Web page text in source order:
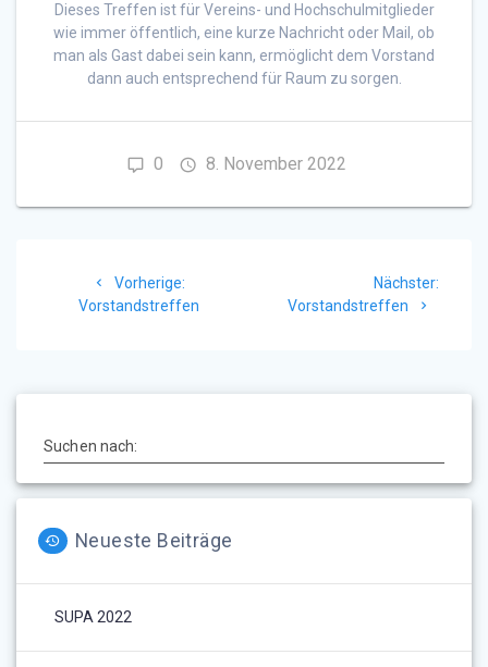
Dieses Treffen ist für Vereins- und Hochschulmitglieder
wie immer öffentlich, eine kurze Nachricht oder Mail, ob
man als Gast dabei sein kann, ermöglicht dem Vorstand
dann auch entsprechend für Raum zu sorgen.
0 8. November 2022
Vorherige:
Beitrag:
Vorstandstreffen
Nächster:
Vorstandstreffen
Suchen nach:
Neueste Beiträge
SUPA 2022